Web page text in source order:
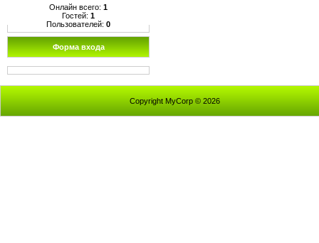
Онлайн всего: 1
Гостей: 1
Пользователей: 0
Форма входа
Copyright MyCorp © 2026